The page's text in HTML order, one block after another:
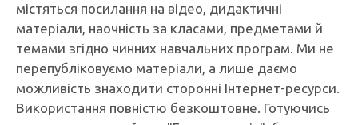
містяться посилання на відео, дидактичні
матеріали, наочність за класами, предметами й
темами згідно чинних навчальних програм. Ми не
перепубліковуємо матеріали, а лише даємо
можливість знаходити сторонні Інтернет-ресурси.
Використання повністю безкоштовне. Готуючись